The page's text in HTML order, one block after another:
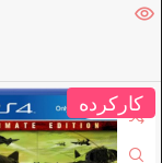
فروخته شده
کارکرده